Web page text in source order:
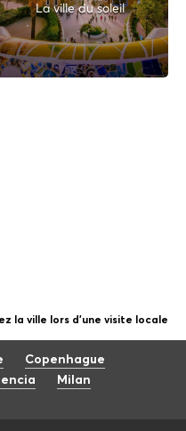
La ville du soleil
la ville lors d'une visite locale
Copenhague
Milan